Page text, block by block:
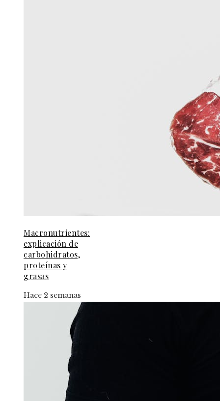
Macronutrientes:
explicación de
carbohidratos,
proteínas y
grasas
Hace 2 semanas